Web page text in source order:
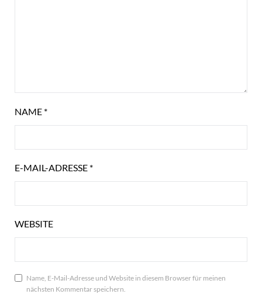
NAME *
E-MAIL-ADRESSE *
WEBSITE
Name, E-Mail-Adresse und Website in diesem Browser für meinen
nächsten Kommentar speichern.